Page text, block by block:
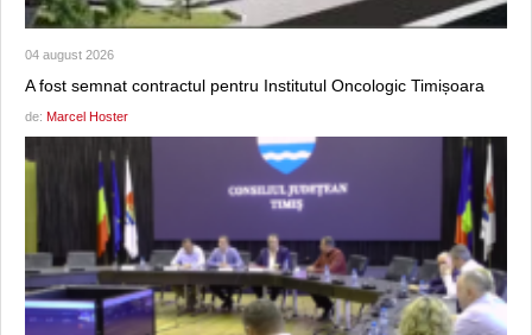
04 august 2026
A fost semnat contractul pentru Institutul Oncologic Timișoara
de: Marcel Hoster